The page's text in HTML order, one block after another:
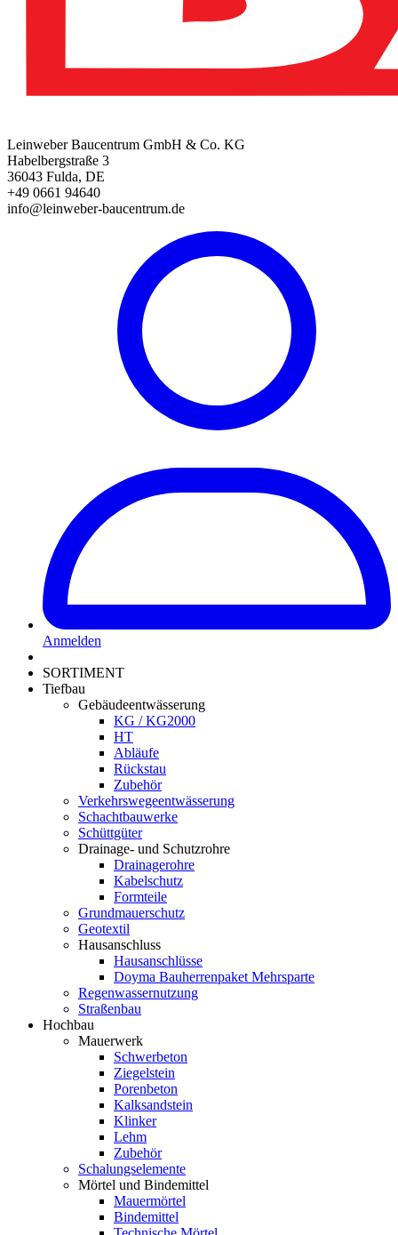
Leinweber Baucentrum GmbH & Co. KG
Habelbergstraße 3
36043 Fulda, DE
+49 0661 94640
info@leinweber-baucentrum.de
Anmelden
SORTIMENT
Tiefbau
Gebäudeentwässerung
KG / KG2000
HT
Abläufe
Rückstau
Zubehör
Verkehrswegeentwässerung
Schachtbauwerke
Schüttgüter
Drainage- und Schutzrohre
Drainagerohre
Kabelschutz
Formteile
Grundmauerschutz
Geotextil
Hausanschluss
Hausanschlüsse
Doyma Bauherrenpaket Mehrsparte
Regenwassernutzung
Straßenbau
Hochbau
Mauerwerk
Schwerbeton
Ziegelstein
Porenbeton
Kalksandstein
Klinker
Lehm
Zubehör
Schalungselemente
Mörtel und Bindemittel
Mauermörtel
Bindemittel